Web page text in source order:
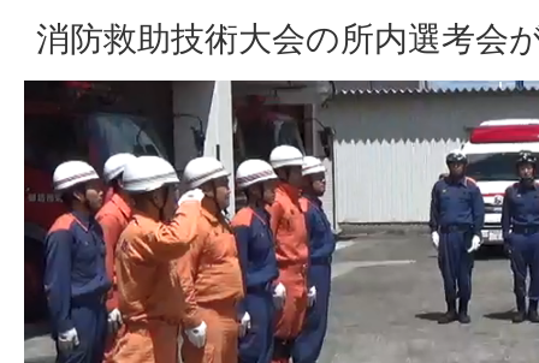
消防救助技術大会の所内選考会